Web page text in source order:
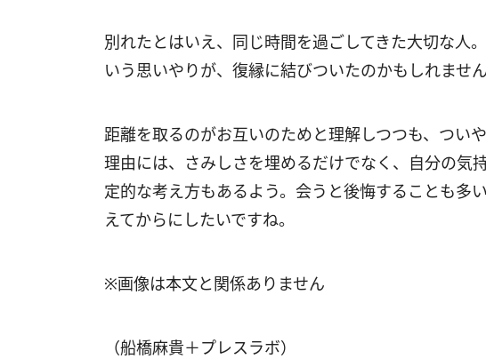
別れたとはいえ、同じ時間を過ごしてきた大切な人
いう思いやりが、復縁に結びついたのかもしれません
距離を取るのがお互いのためと理解しつつも、つい
理由には、さみしさを埋めるだけでなく、自分の気
定的な考え方もあるよう。会うと後悔することも多
えてからにしたいですね。
※画像は本文と関係ありません
（船橋麻貴＋プレスラボ）